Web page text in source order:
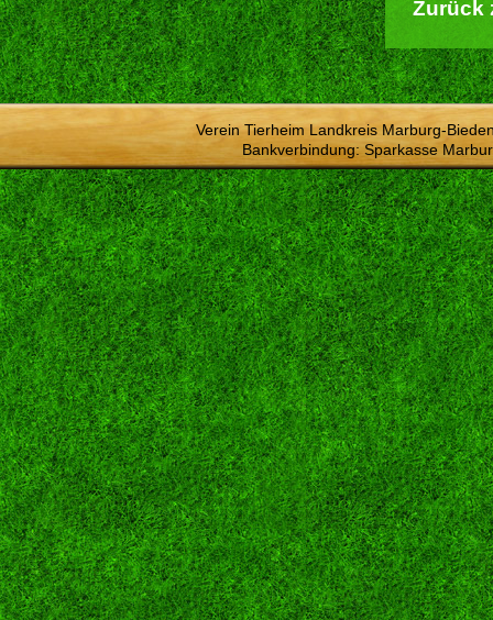
Zurück
Verein Tierheim Landkreis Marburg-
Bankverbindung: Sparkasse